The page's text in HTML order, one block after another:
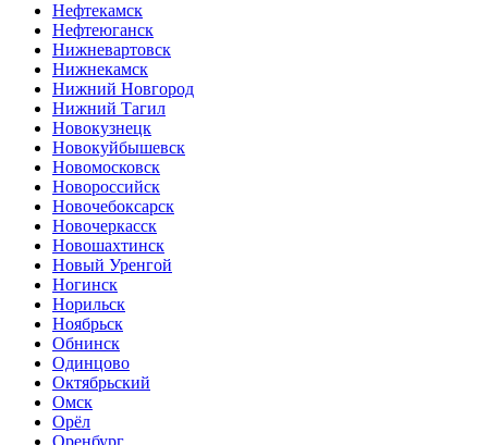
Нефтекамск
Нефтеюганск
Нижневартовск
Нижнекамск
Нижний Новгород
Нижний Тагил
Новокузнецк
Новокуйбышевск
Новомосковск
Новороссийск
Новочебоксарск
Новочеркасск
Новошахтинск
Новый Уренгой
Ногинск
Норильск
Ноябрьск
Обнинск
Одинцово
Октябрьский
Омск
Орёл
Оренбург